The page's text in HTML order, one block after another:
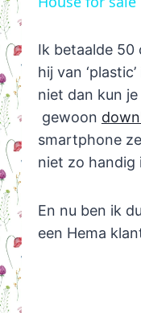
Ik betaalde 50
hij van
niet dan kun
gewoon
smartphone
niet zo handig
En nu ben ik
een Hema